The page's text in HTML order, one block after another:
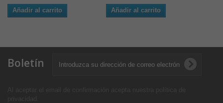
Añadir al carrito Añadir al carrito
Boletín